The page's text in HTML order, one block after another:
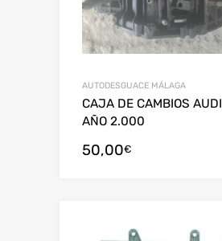
AUTODESGUACE MÁLAGA
CAJA DE CAMBIOS
AÑO 2.000
50,00€